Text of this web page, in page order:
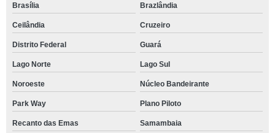
Brasília
Brazlândia
Ceilândia Cruzeiro
Distrito Federal Guará
Lago Norte Lago Sul
Noroeste Núcleo Bandeirante
Park Way Plano Piloto
Recanto das Emas Samambaia